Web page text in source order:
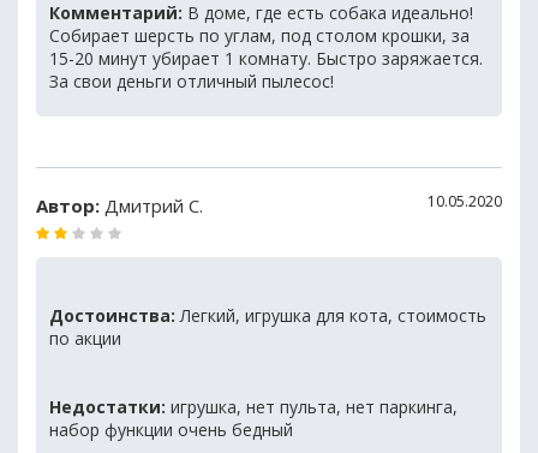
Комментарий: В доме, где есть собака идеально!
Собирает шерсть по углам, под столом крошки, за
15-20 минут убирает 1 комнату. Быстро заряжается.
За свои деньги отличный пылесос!
Автор: Дмитрий С. 10.05.2020
Достоинства: Легкий, игрушка для кота, стоимость
по акции
Недостатки: игрушка, нет пульта, нет паркинга,
набор функции очень бедный